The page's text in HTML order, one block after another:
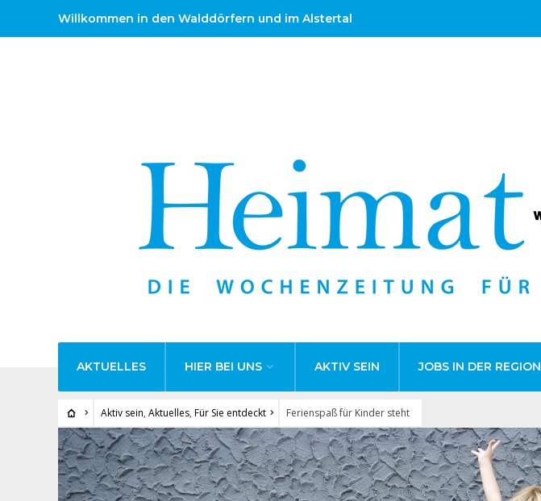
Willkommen in den Walddörfern und im Alstertal
AKTUELLES HIER BEI UNS AKTIV SEIN JOBS IN DER REGION
Aktiv sein, Aktuelles, Für Sie entdeckt Ferienspaß für Kinder steht